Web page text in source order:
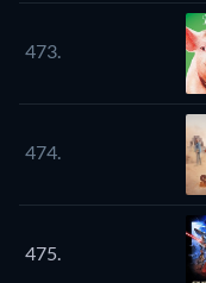
473.
474.
475.